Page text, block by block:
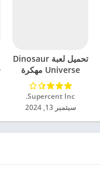
تحميل لعبة Dinosaur
Universe مهكرة
للاندرويد 2024
Supercent Inc.‏
سبتمبر 13, 2024